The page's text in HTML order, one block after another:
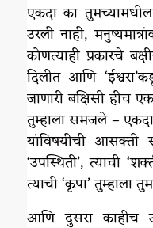
एकदा का
उरली नाही,
कोणत्याही प्रकारचे
दिलीत आणि
जाणारी बक्षिसी हीच
तुम्हाला समजले – एकदा
यांविषयीची आसक्ती
‘उपस्थिती’, त्याची
त्याची ‘कृपा’
आणि दुसरा काहीच